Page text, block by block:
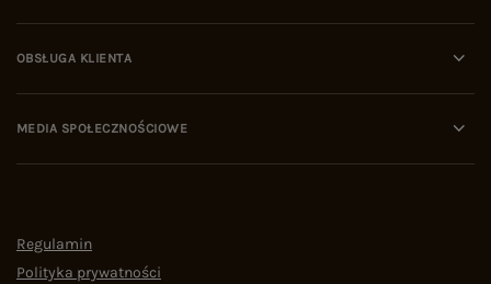
OBSŁUGA KLIENTA
MEDIA SPOŁECZNOŚCIOWE
Regulamin
Polityka prywatności